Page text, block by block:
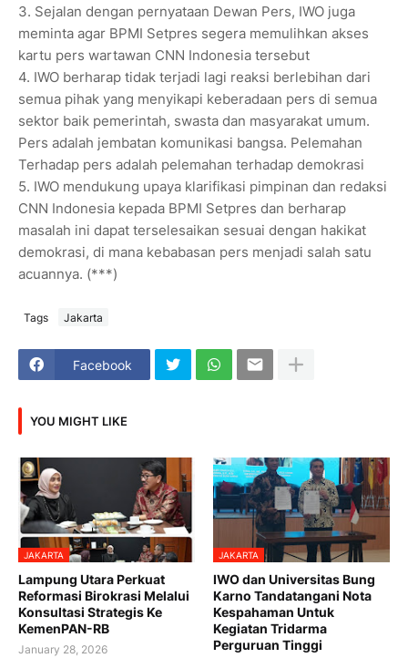
3. Sejalan dengan pernyataan Dewan Pers, IWO juga
meminta agar BPMI Setpres segera memulihkan akses
kartu pers wartawan CNN Indonesia tersebut
4. IWO berharap tidak terjadi lagi reaksi berlebihan dari
semua pihak yang menyikapi keberadaan pers di semua
sektor baik pemerintah, swasta dan masyarakat umum.
Pers adalah jembatan komunikasi bangsa. Pelemahan
Terhadap pers adalah pelemahan terhadap demokrasi
5. IWO mendukung upaya klarifikasi pimpinan dan redaksi
CNN Indonesia kepada BPMI Setpres dan berharap
masalah ini dapat terselesaikan sesuai dengan hakikat
demokrasi, di mana kebabasan pers menjadi salah satu
acuannya. (***)
Tags Jakarta
Facebook
YOU MIGHT LIKE
JAKARTA
Lampung Utara Perkuat
Reformasi Birokrasi Melalui
Konsultasi Strategis Ke
KemenPAN-RB
January 28, 2026
JAKARTA
IWO dan Universitas Bung
Karno Tandatangani Nota
Kespahaman Untuk
Kegiatan Tridarma
Perguruan Tinggi